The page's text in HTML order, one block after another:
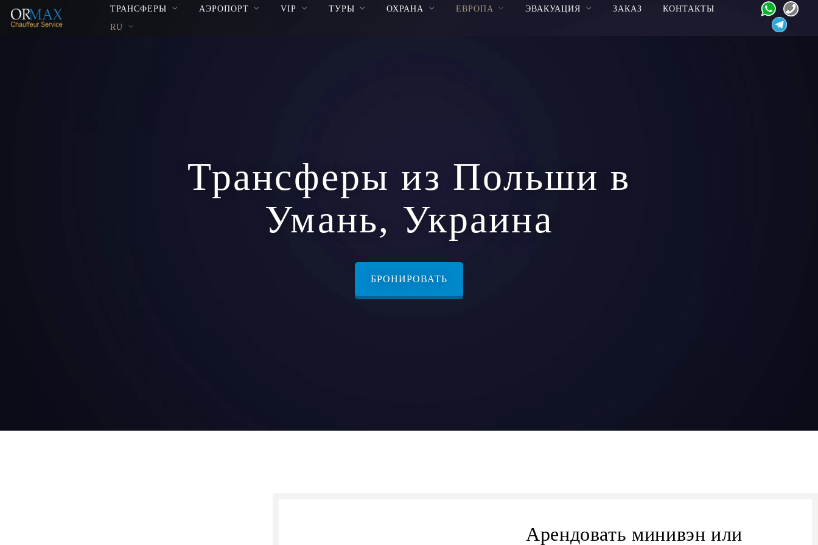
ТРАНСФЕРЫ АЭРОПОРТ VIP ТУРЫ ОХРАНА ЕВРОПА ЭВАКУАЦИЯ ЗАКАЗ
КОНТАКТЫ
RU
Трансферы из Польши в
Умань, Украина
БРОНИРОВАТЬ
Арендовать минивэн или